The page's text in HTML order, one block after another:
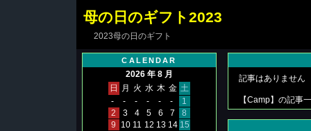
母の日のギフト2023
2023母の日のギフト
CALENDAR
2026 年 8 月
日
月 火 水 木 金 土
-
- - - - -
1
2
3 4 5 6 7
8
9
10 11 12 13 14 15
記事はありません
【Camp】の記事